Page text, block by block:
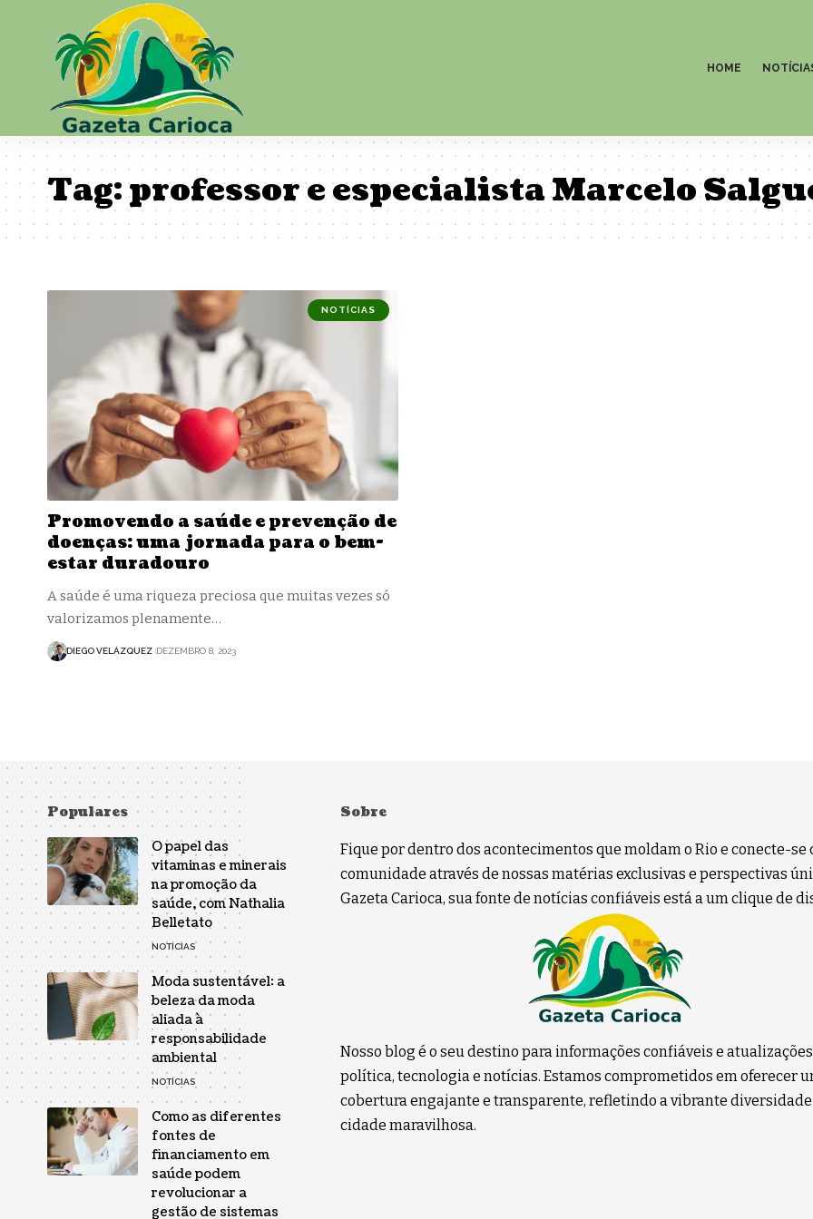
HOME
Tag:professor e especialista Marcelo
NOTÍCIAS
Promovendo a saúde e prevenção de
doenças: uma jornada para o bem-
estar duradouro
A saúde é uma riqueza preciosa que muitas vezes só
valorizamos plenamente…
DIEGO VELÁZQUEZ DEZEMBRO 8, 2023
Populares
O papel das
vitaminas e minerais
na promoção da
saúde, com Nathalia
Belletato
NOTÍCIAS
Moda sustentável: a
beleza da moda
aliada à
responsabilidade
ambiental
NOTÍCIAS
Como as diferentes
fontes de
financiamento em
saúde podem
revolucionar a
gestão de sistemas
Sobre
Fique por dentro dos acontecimentos que moldam o Rio e conecte-se
comunidade através de nossas matérias exclusivas e perspectivas
Gazeta Carioca, sua fonte de notícias confiáveis está a um clique de
Nosso blog é o seu destino para informações confiáveis e
política, tecnologia e notícias. Estamos comprometidos em oferecer
cobertura engajante e transparente, refletindo a vibrante diversidade
cidade maravilhosa.